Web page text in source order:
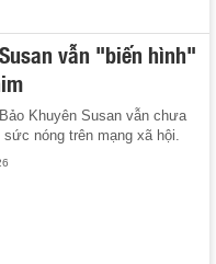
vẫn "biến hình"
Khuyên Susan vẫn chưa
sức nóng trên mạng xã hội.